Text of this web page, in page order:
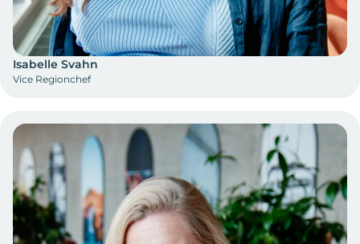
Isabelle Svahn
Vice Regionchef